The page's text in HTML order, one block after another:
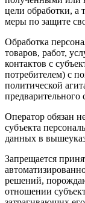
цели обработки, а
меры по защите
Обработка
товаров, работ,
контактов с
потребителем) с
политической
предварительного
Оператор обязан
субъекта
данных в
Запрещается
решений,
отношении